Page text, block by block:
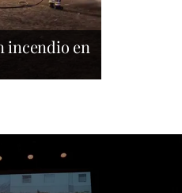
incendio en